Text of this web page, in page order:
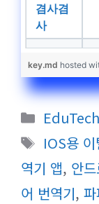
겸사겸
사
key.md hosted
카
테
리
EduTech
태
그
IOS용
역기 앱, 안
어 번역기,